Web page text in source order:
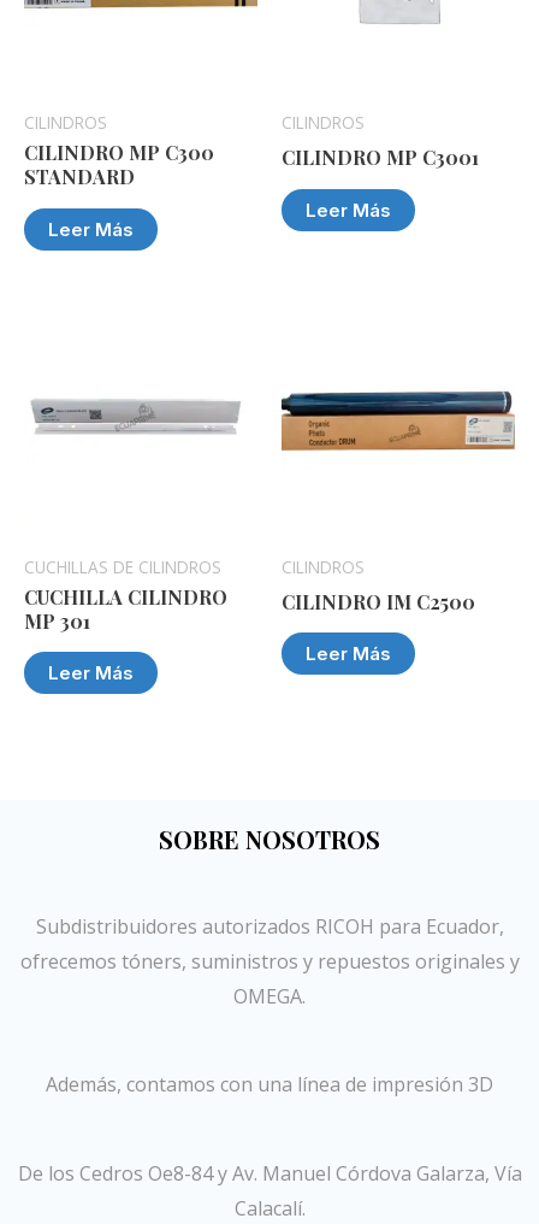
CILINDROS
CILINDRO MP C300
STANDARD
Leer Más
CILINDROS
CILINDRO MP C3001
Leer Más
CUCHILLAS DE CILINDROS
CUCHILLA CILINDRO
MP 301
Leer Más
CILINDROS
CILINDRO IM C2500
Leer Más
SOBRE NOSOTROS
Subdistribuidores autorizados RICOH para Ecuador,
ofrecemos tóners, suministros y repuestos originales y
OMEGA.
Además, contamos con una línea de impresión 3D
De los Cedros Oe8-84 y Av. Manuel Córdova Galarza, Vía
Calacalí.